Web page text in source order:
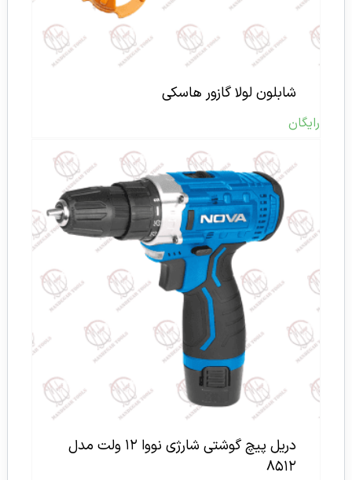
شابلون لولا گازور هاسکی
رایگان
دریل پیچ گوشتی شارژی نووا ۱۲ ولت مدل
۸۵۱۲